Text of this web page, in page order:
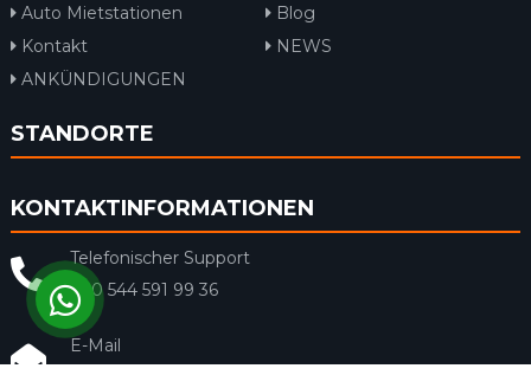
Auto Mietstationen
Blog
Kontakt
NEWS
ANKÜNDIGUNGEN
STANDORTE
KONTAKTINFORMATIONEN
Telefonischer Support
+90 544 591 99 36
E-Mail